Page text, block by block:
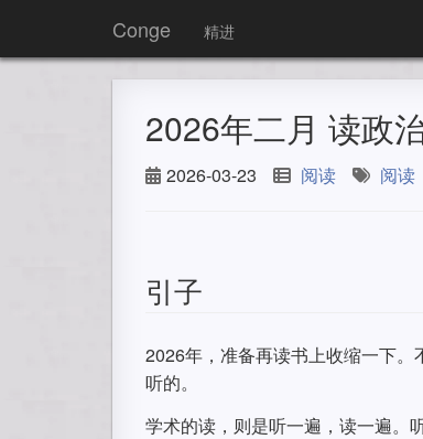
Conge 精进
2026年二月 读政
2026-03-23 阅读 阅读
引子
2026年，准备再读书上收缩一下
听的。
学术的读，则是听一遍，读一遍。